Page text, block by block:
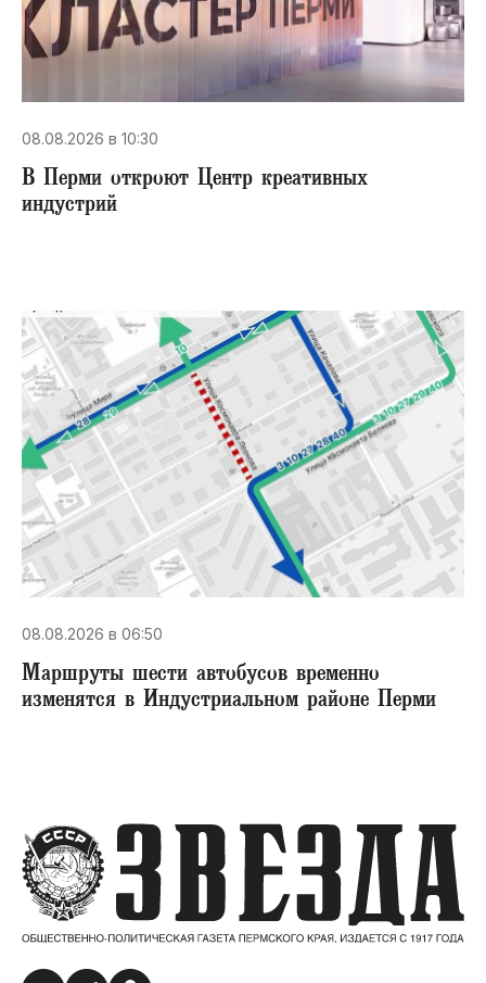
08.08.2026 в 10:30
В Перми откроют Центр креативных
индустрий
08.08.2026 в 06:50
Маршруты шести автобусов временно
изменятся в Индустриальном районе Перми